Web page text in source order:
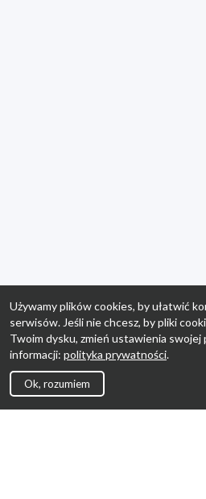
Używamy plików cookies, by ułatwić
serwisów. Jeśli nie chcesz, by pliki
Twoim dysku, zmień ustawienia swojej
informacji: polityka prywatności.
Ok, rozumiem